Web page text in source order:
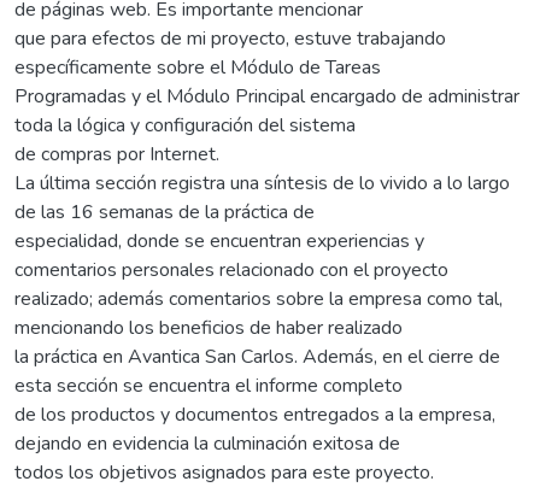
de páginas web. Es importante mencionar
que para efectos de mi proyecto, estuve trabajando
específicamente sobre el Módulo de Tareas
Programadas y el Módulo Principal encargado de administrar
toda la lógica y configuración del sistema
de compras por Internet.
La última sección registra una síntesis de lo vivido a lo largo
de las 16 semanas de la práctica de
especialidad, donde se encuentran experiencias y
comentarios personales relacionado con el proyecto
realizado; además comentarios sobre la empresa como tal,
mencionando los beneficios de haber realizado
la práctica en Avantica San Carlos. Además, en el cierre de
esta sección se encuentra el informe completo
de los productos y documentos entregados a la empresa,
dejando en evidencia la culminación exitosa de
todos los objetivos asignados para este proyecto.